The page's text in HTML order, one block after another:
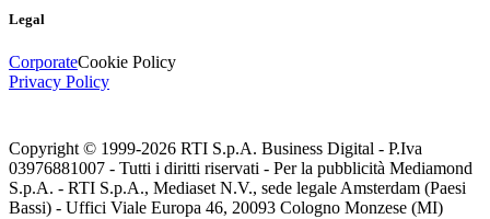
Legal
CorporateCookie Policy
Privacy Policy
Copyright © 1999-2026 RTI S.p.A. Business Digital - P.Iva
03976881007 - Tutti i diritti riservati - Per la pubblicità Mediamond
S.p.A. - RTI S.p.A., Mediaset N.V., sede legale Amsterdam (Paesi
Bassi) - Uffici Viale Europa 46, 20093 Cologno Monzese (MI)